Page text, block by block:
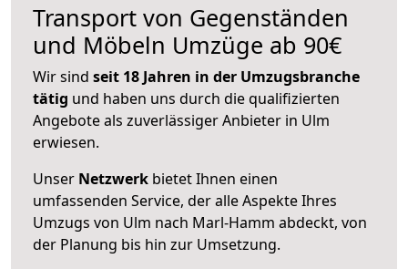
Transport von Gegenständen
und Möbeln Umzüge ab 90€
Wir sind seit 18 Jahren in der Umzugsbranche
tätig und haben uns durch die qualifizierten
Angebote als zuverlässiger Anbieter in Ulm
erwiesen.
Unser Netzwerk bietet Ihnen einen
umfassenden Service, der alle Aspekte Ihres
Umzugs von Ulm nach Marl-Hamm abdeckt, von
der Planung bis hin zur Umsetzung.